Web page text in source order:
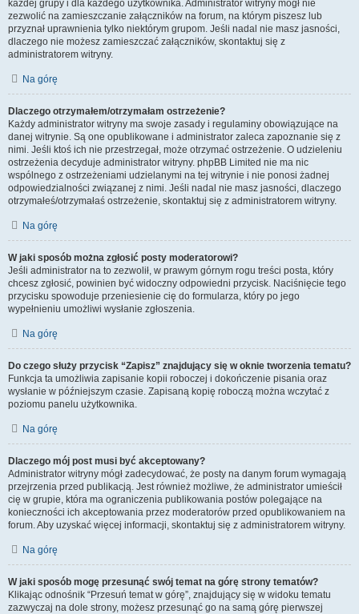
każdej grupy i dla każdego użytkownika. Administrator witryny mógł nie
zezwolić na zamieszczanie załączników na forum, na którym piszesz lub
przyznał uprawnienia tylko niektórym grupom. Jeśli nadal nie masz jasności,
dlaczego nie możesz zamieszczać załączników, skontaktuj się z
administratorem witryny.
Na górę
Dlaczego otrzymałem/otrzymałam ostrzeżenie?
Każdy administrator witryny ma swoje zasady i regulaminy obowiązujące na
danej witrynie. Są one opublikowane i administrator zaleca zapoznanie się z
nimi. Jeśli ktoś ich nie przestrzegał, może otrzymać ostrzeżenie. O udzieleniu
ostrzeżenia decyduje administrator witryny. phpBB Limited nie ma nic
wspólnego z ostrzeżeniami udzielanymi na tej witrynie i nie ponosi żadnej
odpowiedzialności związanej z nimi. Jeśli nadal nie masz jasności, dlaczego
otrzymałeś/otrzymałaś ostrzeżenie, skontaktuj się z administratorem witryny.
Na górę
W jaki sposób można zgłosić posty moderatorowi?
Jeśli administrator na to zezwolił, w prawym górnym rogu treści posta, który
chcesz zgłosić, powinien być widoczny odpowiedni przycisk. Naciśnięcie tego
przycisku spowoduje przeniesienie cię do formularza, który po jego
wypełnieniu umożliwi wysłanie zgłoszenia.
Na górę
Do czego służy przycisk “Zapisz” znajdujący się w oknie tworzenia tematu?
Funkcja ta umożliwia zapisanie kopii roboczej i dokończenie pisania oraz
wysłanie w późniejszym czasie. Zapisaną kopię roboczą można wczytać z
poziomu panelu użytkownika.
Na górę
Dlaczego mój post musi być akceptowany?
Administrator witryny mógł zadecydować, że posty na danym forum wymagają
przejrzenia przed publikacją. Jest również możliwe, że administrator umieścił
cię w grupie, która ma ograniczenia publikowania postów polegające na
konieczności ich akceptowania przez moderatorów przed opublikowaniem na
forum. Aby uzyskać więcej informacji, skontaktuj się z administratorem witryny.
Na górę
W jaki sposób mogę przesunąć swój temat na górę strony tematów?
Klikając odnośnik “Przesuń temat w górę”, znajdujący się w widoku tematu
zazwyczaj na dole strony, możesz przesunąć go na samą górę pierwszej